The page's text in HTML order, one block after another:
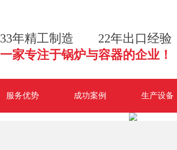
33年精工制造 22年出口经验
一家专注于锅炉与容器的企业！
服务优势 成功案例 生产设备